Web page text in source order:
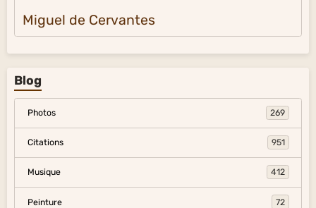
Miguel de Cervantes
Blog
Photos 269
Citations 951
Musique 412
Peinture 72